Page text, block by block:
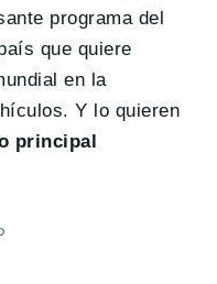
programa del
que quiere
en la
Y lo quieren
principal